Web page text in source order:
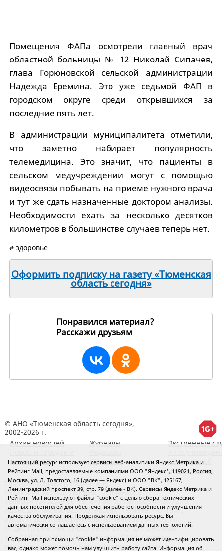
Помещения ФАПа осмотрели главный врач
областной больницы № 12 Николай Сипачев,
глава Горюновской сельской администрации
Надежда Еремина. Это уже седьмой ФАП в
городском округе среди открывшихся за
последние пять лет.
В администрации муниципалитета отметили,
что заметно набирает популярность
телемедицина. Это значит, что пациенты в
сельском медучреждении могут с помощью
видеосвязи побывать на приеме нужного врача
и тут же сдать назначенные доктором анализы.
Необходимости ехать за несколько десятков
километров в большинстве случаев теперь нет.
# здоровье
Оформить подписку на газету «Тюменская
область сегодня»
Понравился материал?
Расскажи друзьям
© АНО «Тюменская область сегодня»,
2002-2026 г.
Архив новостей
районов ТО
Журналы
RSS поток
Экстренные
Сведения об
организации
Главный редактор Рябков А.В.
Редакция: 625002, Тюмень, Осипенко, 81,
телефон (3452)49-00-18, e-mail: tumentoday@obl72.ru
Адрес для писем: 625000, Россия, Тюмень, Почтамт,
а/я 371. Для пресс-релизов: tumentoday@obl72.ru.
Отдел писем: тел. (3452) 39-90-59. Отдел рекламы:
тел. (3452) 39-90-51. Регистрация СМИ: Сетевое
издание «Интернет-газета «Тюменская область
Настоящий ресурс использует сервисы веб-аналитики Яндекс Метрика и
Рейтинг Mail, предоставляемые компаниями ООО "Яндекс", 119021, Россия,
Москва, ул. Л. Толстого, 16 (далее — Яндекс) и ООО "ВК", 125167,
Ленинградский проспект 39, стр. 79 (далее - ВК). Сервисы Яндекс Метрика и
Рейтинг Mail используют файлы "cookie" с целью сбора технических
данных посетителей для обеспечения работоспособности и улучшения
качества обслуживания. Продолжая использовать ресурс, Вы
автоматически соглашаетесь с использованием данных технологий.
Собранная при помощи "cookie" информация не может идентифицировать
вас, однако может помочь нам улучшить работу сайта. Информация об